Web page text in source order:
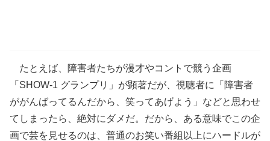
たとえば、障害者たちが漫才やコントで競う企画
「SHOW-1 グランプリ」が顕著だが、視聴者に「障害者
ががんばってるんだから、笑ってあげよう」などと思わせ
てしまったら、絶対にダメだ。だから、ある意味でこの企
画で芸を見せるのは、普通のお笑い番組以上にハードルが